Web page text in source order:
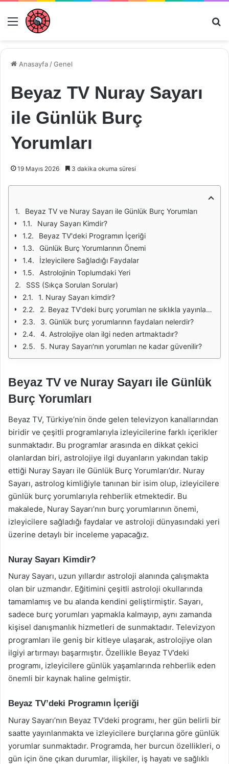
Menü
Anasayfa /Genel
Beyaz TV Nuray Sayarı
ile Günlük Burç
Yorumları
19 Mayıs 2026 3 dakika okuma süresi
Beyaz TV ve Nuray Sayarı ile Günlük Burç Yorumları
Nuray Sayarı Kimdir?
Beyaz TV'deki Programın İçeriği
Günlük Burç Yorumlarının Önemi
İzleyicilere Sağladığı Faydalar
Astrolojinin Toplumdaki Yeri
SSS (Sıkça Sorulan Sorular)
1. Nuray Sayarı kimdir?
2. Beyaz TV'deki burç yorumları ne sıklıkla yayınlanıyor?
3. Günlük burç yorumlarının faydaları nelerdir?
4. Astrolojiye olan ilgi neden artmaktadır?
5. Nuray Sayarı'nın yorumları ne kadar güvenilir?
Beyaz TV ve Nuray Sayarı ile Günlük
Burç Yorumları
Beyaz TV, Türkiye’nin önde gelen televizyon kanallarından
biridir ve çeşitli programlarıyla izleyicilerine farklı içerikler
sunmaktadır. Bu programlar arasında en dikkat çekici
olanlardan biri, astrolojiye ilgi duyanların yakından takip
ettiği Nuray Sayarı ile Günlük Burç Yorumları’dır. Nuray
Sayarı, astrolog kimliğiyle tanınan bir isim olup, izleyicilere
günlük burç yorumlarıyla rehberlik etmektedir. Bu
makalede, Nuray Sayarı’nın burç yorumlarının önemi,
izleyicilere sağladığı faydalar ve astroloji dünyasındaki yeri
üzerine detaylı bir inceleme yapacağız.
Nuray Sayarı Kimdir?
Nuray Sayarı, uzun yıllardır astroloji alanında çalışmakta
olan bir uzmandır. Eğitimini çeşitli astroloji okullarında
tamamlamış ve bu alanda kendini geliştirmiştir. Sayarı,
sadece burç yorumları yapmakla kalmayıp, aynı zamanda
kişisel danışmanlık hizmetleri de sunmaktadır. Televizyon
programları ile geniş bir kitleye ulaşarak, astrolojiye olan
ilgiyi artırmayı başarmıştır. Özellikle Beyaz TV’deki
programı, izleyicilere günlük yaşamlarında rehberlik eden
önemli bir kaynak haline gelmiştir.
Beyaz TV’deki Programın İçeriği
Nuray Sayarı’nın Beyaz TV’deki programı, her gün belirli bir
saatte yayınlanmakta ve izleyicilere burçlarına göre günlük
yorumlar sunmaktadır. Programda, her burcun özellikleri, o
gün için öne çıkan durumlar, ilişkiler, iş hayatı ve sağlıklı